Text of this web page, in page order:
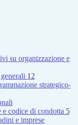
su organizzazione e
12
strategico-
codice di condotta 5
e imprese